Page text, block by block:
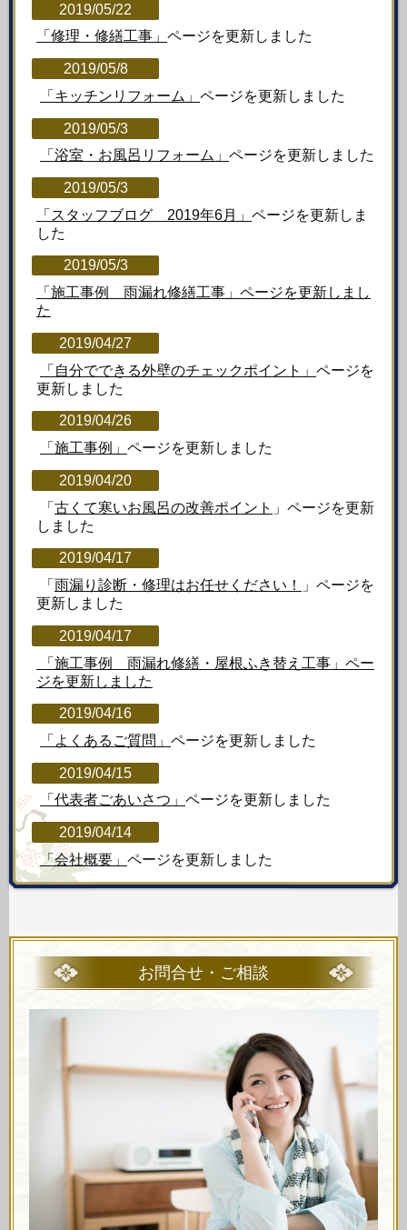
2019/05/22
「修理・修繕工事」 ページを更新しました
2019/05/8
「キッチンリフォーム」 ページを更新しました
2019/05/3
「浴室・お風呂リフォーム」 ページを更新しました
2019/05/3
「スタッフブログ 2019年6月」 ページを更新しま
した
2019/05/3
「施工事例 雨漏れ修繕工事」ページを更新しまし
た
2019/04/27
「自分でできる外壁のチェックポイント」 ページを
更新しました
2019/04/26
「施工事例」 ページを更新しました
2019/04/20
「 古くて寒いお風呂の改善ポイント 」ページを更新
しました
2019/04/17
「 雨漏り診断・修理はお任せください！
」ページを
更新しました
2019/04/17
「施工事例 雨漏れ修繕・屋根ふき替え工事」ペー
ジを更新しました
2019/04/16
「よくあるご質問」 ページを更新しました
2019/04/15
「代表者ごあいさつ」 ページを更新しました
2019/04/14
「会社概要」 ページを更新しました
お問合せ・ご相談